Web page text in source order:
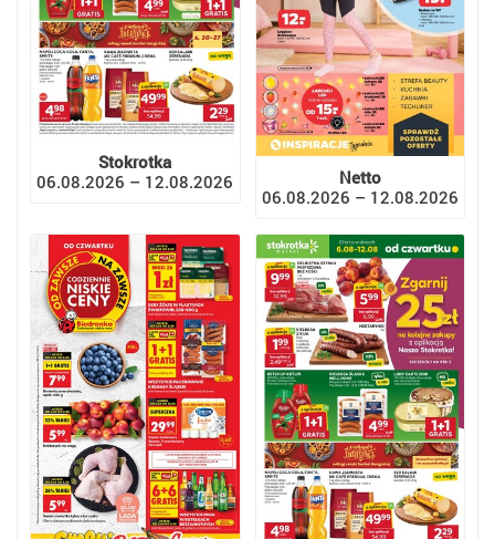
Stokrotka
06.08.2026 – 12.08.2026
Netto
06.08.2026 – 12.08.2026